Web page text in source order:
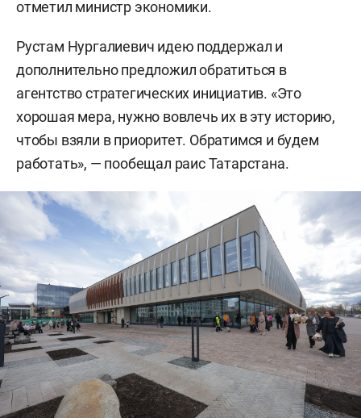
отметил министр экономики.
Рустам Нургалиевич идею поддержал и
дополнительно предложил обратиться в
агентство стратегических инициатив. «Это
хорошая мера, нужно вовлечь их в эту историю,
чтобы взяли в приоритет. Обратимся и будем
работать», — пообещал раис Татарстана.